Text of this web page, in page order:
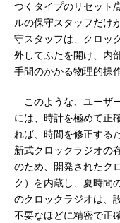
つくタイプのリセット/
ルの保守スタッフだけ
守スタッフは、クロッ
外してふたを開け、内
手間のかかる物理的操
このような、ユーザ
には、時計を極めて正
れば、時間を修正する
新式クロックラジオの
のため、開発されたク
ク）を内蔵し、夏時間
のクロックラジオは、
不要なほどに精密で正